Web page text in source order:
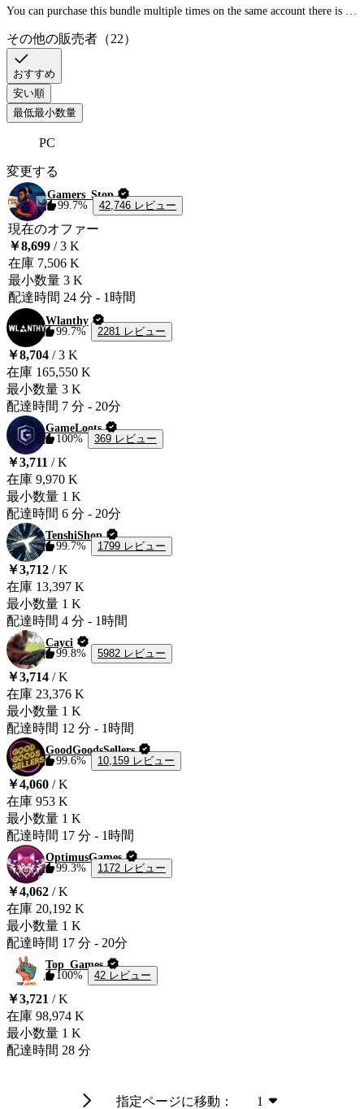
You can purchase this bundle multiple times on the same account there is no
Delivery :
A. We will require Warframe email and password. And we will bind epic
game account with your warframe account and you will be provided access
of the epic account.
account, send the Epic Games login details via chat.
If epic account is already binded there can be difference in packs and
pricing a little bit
その他の販売者（22）
おすすめ
安い順
最低最小数量
PC
変更する
Gamers_Stop
99.7%
42,746 レビュー
現在のオファー
￥8,699 / 3 K
在庫 7,506 K
最小数量 3 K
配達時間 24 分 - 1時間
Wlanthy
99.7%
2281 レビュー
￥8,704 / 3 K
在庫 165,550 K
最小数量 3 K
配達時間 7 分 - 20分
GameLoots
100%
369 レビュー
￥3,711 / K
在庫 9,970 K
最小数量 1 K
配達時間 6 分 - 20分
TenshiShop
99.7%
1799 レビュー
￥3,712 / K
在庫 13,397 K
最小数量 1 K
配達時間 4 分 - 1時間
Cayci
99.8%
5982 レビュー
￥3,714 / K
在庫 23,376 K
最小数量 1 K
配達時間 12 分 - 1時間
GoodGoodsSellers
99.6%
10,159 レビュー
￥4,060 / K
在庫 953 K
最小数量 1 K
配達時間 17 分 - 1時間
OptimusGames
99.3%
1172 レビュー
￥4,062 / K
在庫 20,192 K
最小数量 1 K
配達時間 17 分 - 20分
Top_Games
100%
42 レビュー
￥3,721 / K
在庫 98,974 K
最小数量 1 K
配達時間 28 分
指定ページに移動： 1